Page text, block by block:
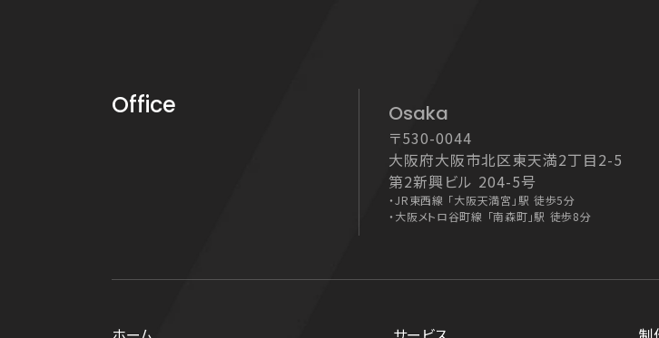
Office Osaka
〒530-0044
大阪府大阪市北区東天満2丁目2-5
第2新興ビル 204-5号
・
・
JR東西線 「大阪天満宮」駅 徒歩5分
大阪メトロ谷町線 「南森町」駅 徒歩8分